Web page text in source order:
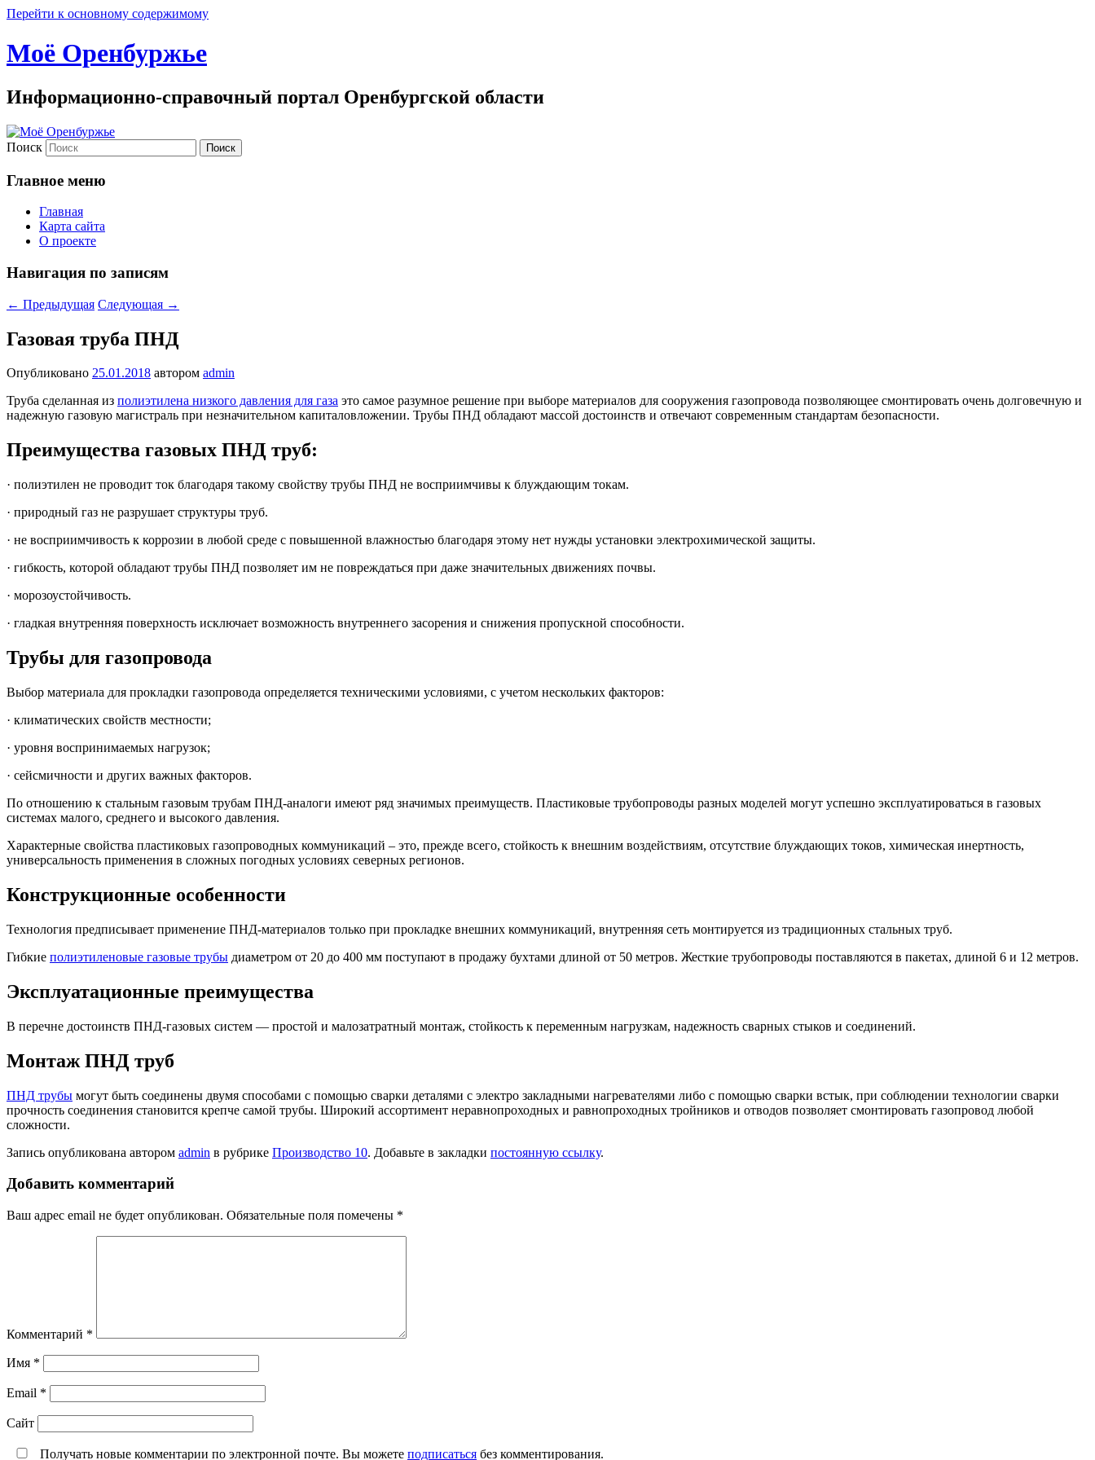
Перейти к основному содержимому
Моё Оренбуржье
Информационно-справочный портал Оренбургской области
Поиск
Главное меню
Главная
Карта сайта
О проекте
Навигация по записям
← Предыдущая Следующая →
Газовая труба ПНД
Опубликовано 25.01.2018 автором admin
Труба сделанная из полиэтилена низкого давления для газа это самое разумное решение при выборе материалов для сооружения газопровода позволяющее смонтировать очень долговечную и
надежную газовую магистраль при незначительном капиталовложении. Трубы ПНД обладают массой достоинств и отвечают современным стандартам безопасности.
Преимущества газовых ПНД труб:
· полиэтилен не проводит ток благодаря такому свойству трубы ПНД не восприимчивы к блуждающим токам.
· природный газ не разрушает структуры труб.
· не восприимчивость к коррозии в любой среде с повышенной влажностью благодаря этому нет нужды установки электрохимической защиты.
· гибкость, которой обладают трубы ПНД позволяет им не повреждаться при даже значительных движениях почвы.
· морозоустойчивость.
· гладкая внутренняя поверхность исключает возможность внутреннего засорения и снижения пропускной способности.
Трубы для газопровода
Выбор материала для прокладки газопровода определяется техническими условиями, с учетом нескольких факторов:
· климатических свойств местности;
· уровня воспринимаемых нагрузок;
· сейсмичности и других важных факторов.
По отношению к стальным газовым трубам ПНД-аналоги имеют ряд значимых преимуществ. Пластиковые трубопроводы разных моделей могут успешно эксплуатироваться в газовых
системах малого, среднего и высокого давления.
Характерные свойства пластиковых газопроводных коммуникаций – это, прежде всего, стойкость к внешним воздействиям, отсутствие блуждающих токов, химическая инертность,
универсальность применения в сложных погодных условиях северных регионов.
Конструкционные особенности
Технология предписывает применение ПНД-материалов только при прокладке внешних коммуникаций, внутренняя сеть монтируется из традиционных стальных труб.
Гибкие полиэтиленовые газовые трубы диаметром от 20 до 400 мм поступают в продажу бухтами длиной от 50 метров. Жесткие трубопроводы поставляются в пакетах, длиной 6 и 12 метров.
Эксплуатационные преимущества
В перечне достоинств ПНД-газовых систем — простой и малозатратный монтаж, стойкость к переменным нагрузкам, надежность сварных стыков и соединений.
Монтаж ПНД труб
ПНД трубы могут быть соединены двумя способами с помощью сварки деталями с электро закладными нагревателями либо с помощью сварки встык, при соблюдении технологии сварки
прочность соединения становится крепче самой трубы. Широкий ассортимент неравнопроходных и равнопроходных тройников и отводов позволяет смонтировать газопровод любой
сложности.
Запись опубликована автором admin в рубрике Производство 10. Добавьте в закладки постоянную ссылку.
Добавить комментарий
Ваш адрес email не будет опубликован. Обязательные поля помечены *
Комментарий *
Имя *
Email *
Сайт
Получать новые комментарии по электронной почте. Вы можете подписаться без комментирования.